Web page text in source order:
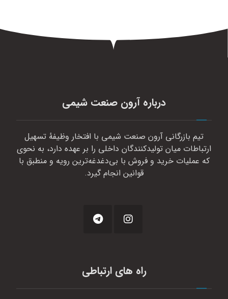
درباره آرون صنعت شیمی
تیم بازرگانی آرون صنعت شیمی با افتخار وظیفهٔ تسهیل
ارتباطات میان تولیدکنندگان داخلی را بر عهده دارد، به نحوی
که عملیات خرید و فروش با بی‌دغدغه‌ترین رویه و منطبق با
قوانین انجام گیرد.
راه های ارتباطی